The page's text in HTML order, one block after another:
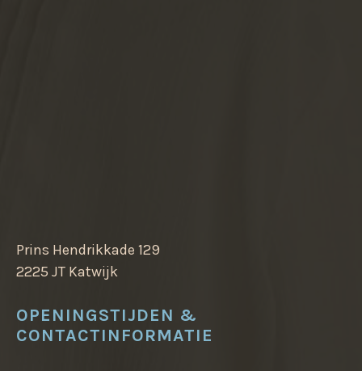
Prins Hendrikkade 129
2225 JT Katwijk
OPENINGSTIJDEN &
CONTACTINFORMATIE